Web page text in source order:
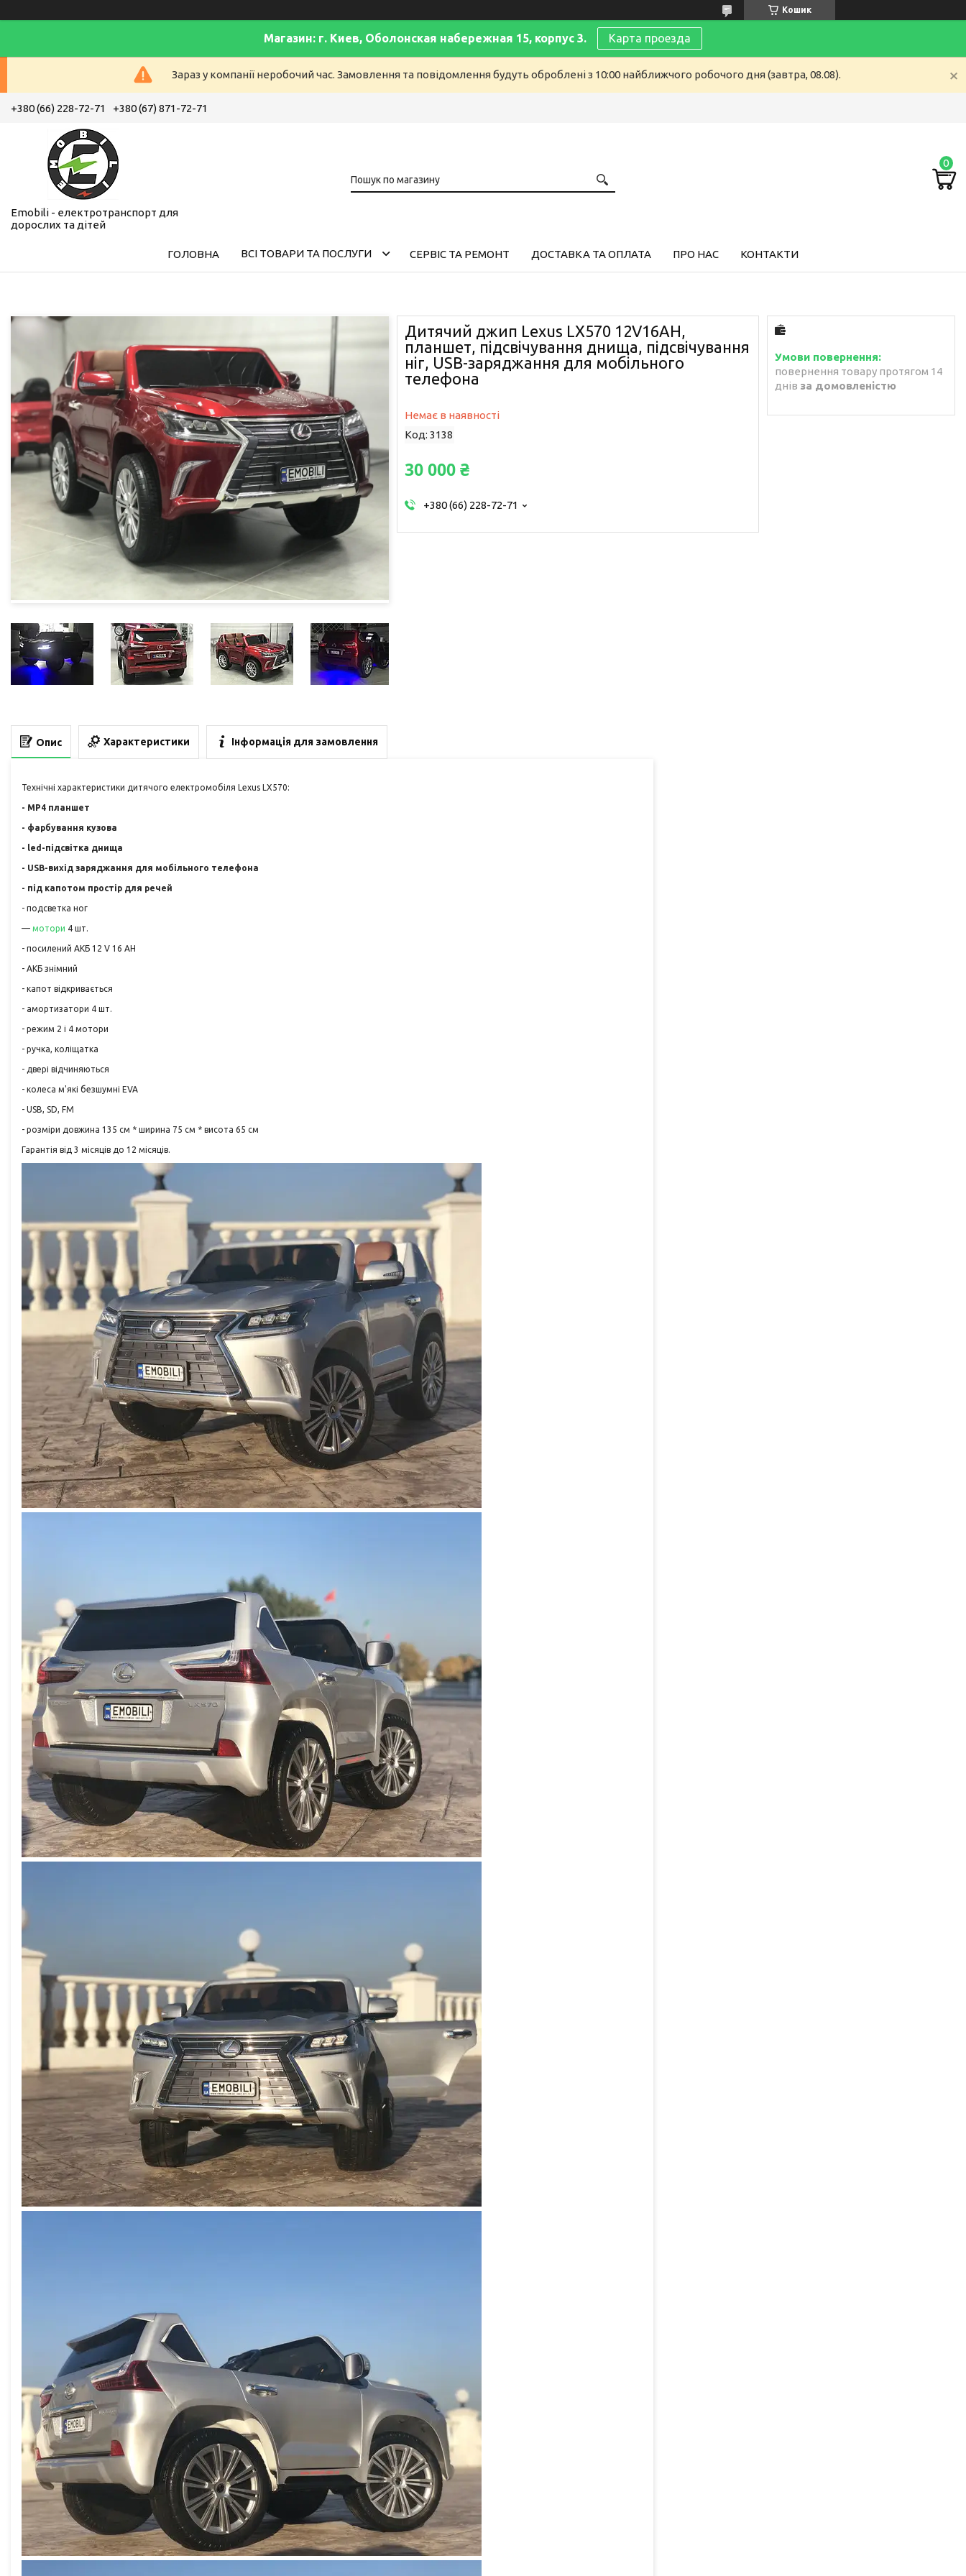
Кошик
Магазин: г. Киев, Оболонская набережная 15, корпус 3. Карта проезда
Зараз у компанії неробочий час. Замовлення та повідомлення будуть оброблені з 10:00 найближчого робочого дня (завтра, 08.08).
+380 (66) 228-72-71 +380 (67) 871-72-71
Emobili - електротранспорт для
дорослих та дітей
ГОЛОВНА ВСІ ТОВАРИ ТА ПОСЛУГИ СЕРВІС ТА РЕМОНТ ДОСТАВКА ТА ОПЛАТА ПРО НАС КОНТАКТИ
Дитячий джип Lexus LX570 12V16AH,
планшет, підсвічування днища, підсвічування
ніг, USB-заряджання для мобільного
телефона
Немає в наявності
Код: 3138
30 000 ₴
+380 (66) 228-72-71
повернення товару протягом 14
днів за домовленістю
Опис Характеристики Інформація для замовлення
Технічні характеристики дитячого електромобіля Lexus LX570:
- MP4 планшет
- фарбування кузова
- led-підсвітка днища
- USB-вихід заряджання для мобільного телефона
- під капотом простір для речей
- подсветка ног
— мотори 4 шт.
- посилений АКБ 12 V 16 AH
- АКБ знімний
- капот відкривається
- амортизатори 4 шт.
- режим 2 і 4 мотори
- ручка, коліщатка
- двері відчиняються
- колеса м'які безшумні EVA
- USB, SD, FM
- розміри довжина 135 см * ширина 75 см * висота 65 см
Гарантія від 3 місяців до 12 місяців.